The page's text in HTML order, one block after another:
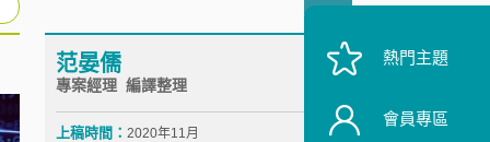
范晏儒
專案經理 編譯整理
上稿時間： 2020年11月
熱門主題
會員專區